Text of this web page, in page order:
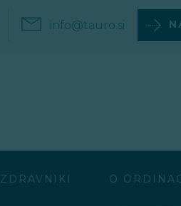
info@tauro.si
ZDRAVNIKI O